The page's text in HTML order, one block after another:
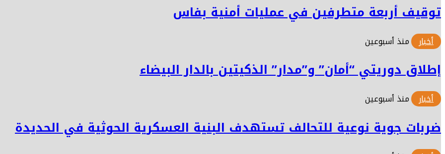
توقيف أربعة متطرفين في عمليات أمنية بفاس
أخبار منذ أسبوعين
إطلاق دوريتي “أمان” و”مدار” الذكيتين بالدار البيضاء
أخبار منذ أسبوعين
ضربات جوية نوعية للتحالف تستهدف البنية العسكرية الحوثية في الحديدة